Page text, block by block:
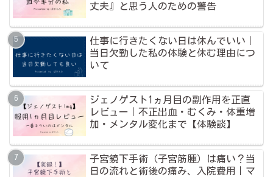
丈夫』と思う人のための警告
仕事に行きたくない日は休んでいい｜
当日欠勤した私の体験と休む理由につ
いて
ジェノゲスト1ヵ月目の副作用を正直
レビュー｜不正出血・むくみ・体重増
加・メンタル変化まで【体験談】
子宮鏡下手術（子宮筋腫）は痛い？当
日の流れと術後の痛み、入院費用｜マ